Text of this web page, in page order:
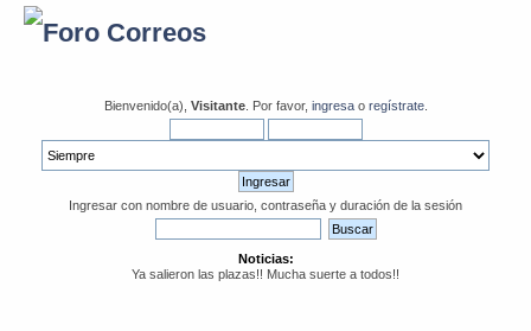
Bienvenido(a), Visitante. Por favor, ingresao regístrate.
Ingresar con nombre de usuario, contraseña y duración de la sesión
Noticias:
Ya salieron las plazas!! Mucha suerte a todos!!